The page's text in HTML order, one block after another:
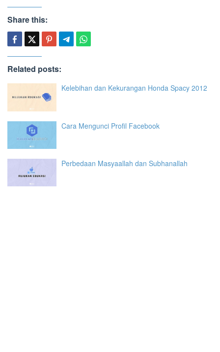
Share this:
Related posts:
Kelebihan dan Kekurangan Honda Spacy 2012
Cara Mengunci Profil Facebook
Perbedaan Masyaallah dan Subhanallah